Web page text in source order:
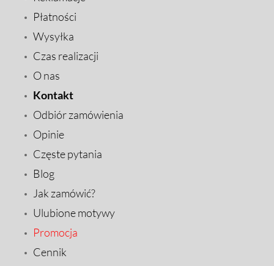
Płatności
Wysyłka
Czas realizacji
O nas
Kontakt
Odbiór zamówienia
Opinie
Częste pytania
Blog
Jak zamówić?
Ulubione motywy
Promocja
Cennik